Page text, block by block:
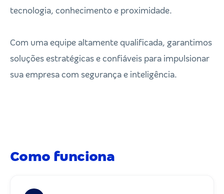
tecnologia, conhecimento e proximidade.
Com uma equipe altamente qualificada, garantimos
soluções estratégicas e confiáveis para impulsionar
sua empresa com segurança e inteligência.
Como funciona